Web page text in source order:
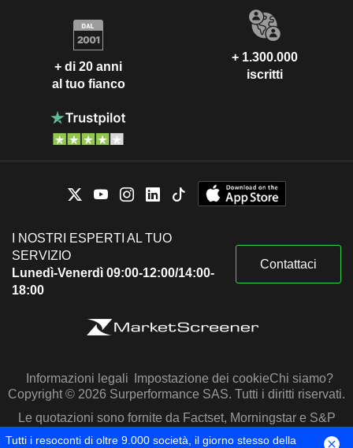
+ di 20 anni
al tuo fianco
+ 1.300.000
iscritti
I NOSTRI ESPERTI AL TUO
SERVIZIO
Lunedì-Venerdì 09:00-12:00/14:00-
18:00
Contattaci
Informazioni legali Impostazione dei cookieChi siamo?
Copyright © 2026 Surperformance SAS. Tutti i diritti riservati.
Le quotazioni sono fornite da Factset, Morningstar e S&P
Capital IQ
Tutti i resoconti di oltre 9.000 società, il giorno stesso della